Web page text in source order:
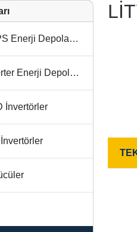
Depolama Sistemleri
Depolama Sistemleri
İnvertörler